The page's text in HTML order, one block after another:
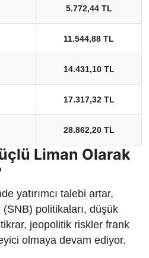
5.772,44 TL
11.544,88 TL
14.431,10 TL
17.317,32 TL
28.862,20 TL
Liman Olarak
yatırımcı talebi artar,
politikaları, düşük
jeopolitik riskler frank
olmaya devam ediyor.